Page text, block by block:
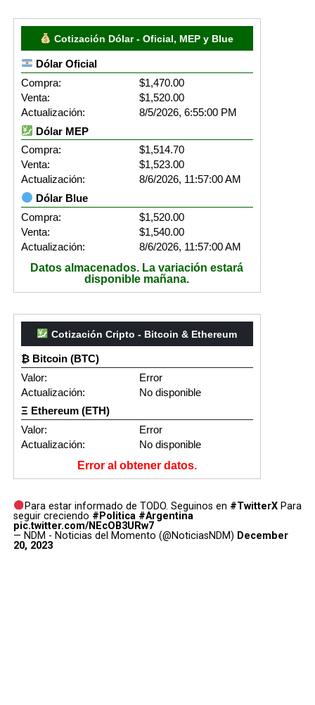
Cotización Dólar - Oficial, MEP y Blue
Dólar Oficial
Compra:
$1,470.00
Venta:
$1,520.00
Actualización:
8/5/2026, 6:55:00 PM
Dólar MEP
Compra:
$1,514.70
Venta:
$1,523.00
Actualización:
8/6/2026, 11:57:00 AM
Dólar Blue
Compra:
$1,520.00
Venta:
$1,540.00
Actualización:
8/6/2026, 11:57:00 AM
Datos almacenados. La variación estará
disponible mañana.
Cotización Cripto - Bitcoin & Ethereum
₿ Bitcoin (BTC)
Valor:
Error
Actualización:
No disponible
Ξ Ethereum (ETH)
Valor:
Error
Actualización:
No disponible
Error al obtener datos.
Para estar informado de TODO. Seguinos en #TwitterX Para
seguir creciendo #Politica #Argentina
pic.twitter.com/NEcOB3URw7
— NDM - Noticias del Momento (@NoticiasNDM) December
20, 2023